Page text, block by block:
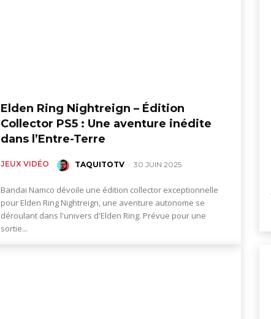
Elden Ring Nightreign – Édition
Collector PS5 : Une aventure inédite
dans l’Entre-Terre
JEUX VIDÉO TAQUITOTV - 30 JUIN 2025
Bandai Namco dévoile une édition collector exceptionnelle
pour Elden Ring Nightreign, une aventure autonome se
déroulant dans l'univers d'Elden Ring. Prévue pour une
sortie...